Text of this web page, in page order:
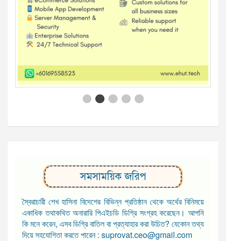
সমসাময়িক জরিপ
স্বৈরাচারী শেখ হাসিনা বিদেশের বিভিন্ন প্রতিষ্ঠান থেকে অর্থের বিনিময়ে
একাধিক তথাকথিত অনারারি পিএইচডি ডিগ্রি সংগ্রহ করেছেন। আপনি
কি মনে করেন, এসব ডিগ্রি বাতিল বা প্রত্যাহার করা উচিত? যেকোন তথ্য
দিয়ে সহযোগিতা করতে পারেন : suprovat.ceo@gmail.com